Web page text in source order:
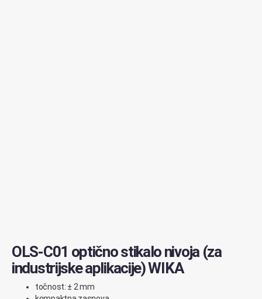
OLS-C01 optično stikalo nivoja (za
industrijske aplikacije) WIKA
točnost: ± 2 mm